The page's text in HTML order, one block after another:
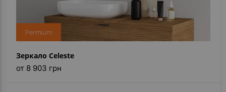
Permium
Зеркало Celeste
от 8 903 грн